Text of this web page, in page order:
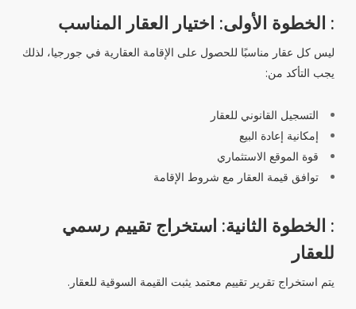
: الخطوة الأولى: اختيار العقار المناسب
ليس كل عقار مناسبًا للحصول على الإقامة العقارية في جورجيا، لذلك
يجب التأكد من:
التسجيل القانوني للعقار
إمكانية إعادة البيع
قوة الموقع الاستثماري
توافق قيمة العقار مع شروط الإقامة
: الخطوة الثانية: استخراج تقييم رسمي
للعقار
يتم استخراج تقرير تقييم معتمد يثبت القيمة السوقية للعقار.